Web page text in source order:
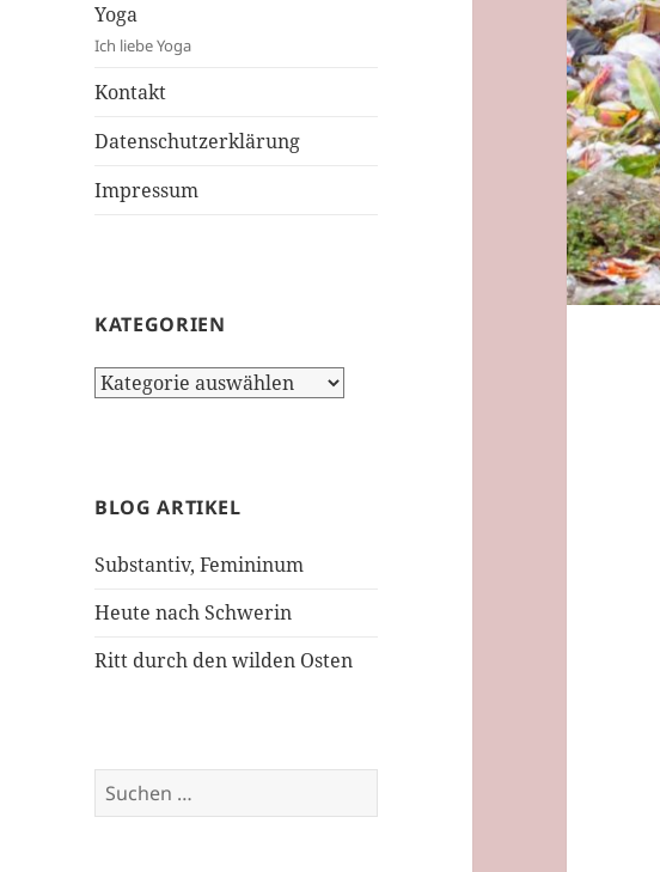
Yoga
Ich liebe Yoga
Kontakt
Datenschutzerklärung
Impressum
KATEGORIEN
Kategorien
BLOG ARTIKEL
Substantiv, Femininum
Heute nach Schwerin
Ritt durch den wilden Osten
Suchen
nach: